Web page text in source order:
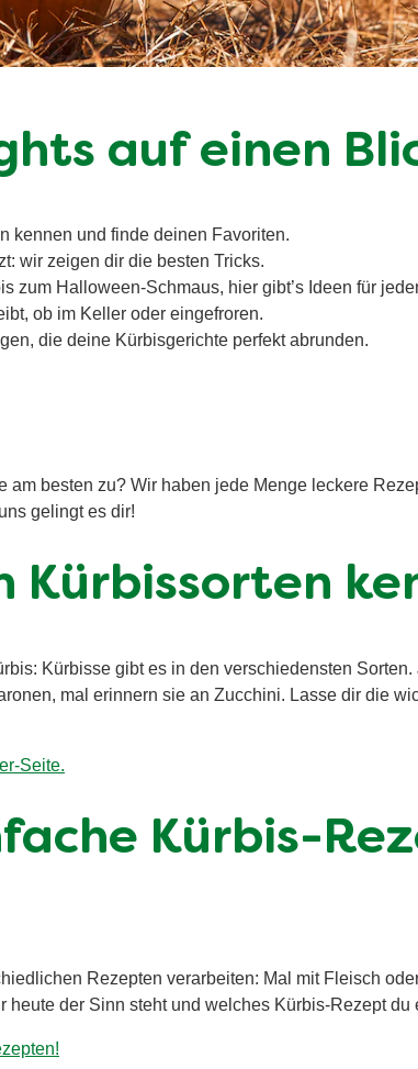
auf einen
kennen und finde deinen Favoriten.
wir zeigen dir die besten Tricks.
zum Halloween-Schmaus, hier gibt’s Ideen für
ob im Keller oder eingefroren.
die deine Kürbisgerichte perfekt abrunden.
besten zu? Wir haben jede Menge leckere
gelingt es dir!
Kürbissorten
Kürbisse gibt es in den verschiedensten
mal erinnern sie an Zucchini. Lasse dir die
Seite.
Kürbis-
Rezepten verarbeiten: Mal mit Fleisch
der Sinn steht und welches Kürbis-Rezept